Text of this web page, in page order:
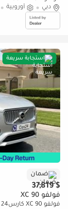
دبي
أوروبية
استجابة سريعة
ضمان
$ 37,819
فولفو XC 90